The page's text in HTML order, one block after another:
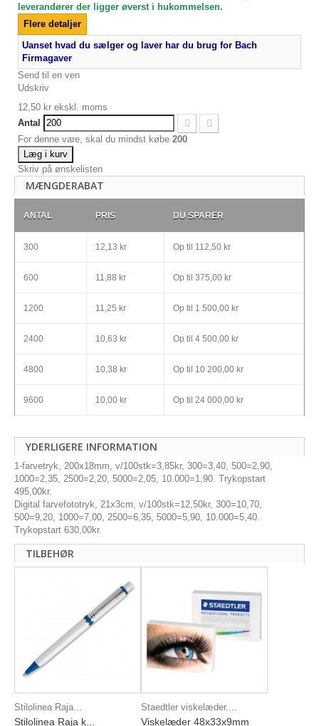
leverandører der ligger øverst i hukommelsen.
Flere detaljer
Uanset hvad du sælger og laver har du brug for Bach
Firmagaver
Send til en ven
Udskriv
12,50 kr ekskl. moms
Antal
For denne vare, skal du mindst købe 200
Læg i kurv
Skriv på ønskelisten
MÆNGDERABAT
ANTAL PRIS DU SPARER
300 12,13 kr Op til 112,50 kr
600 11,88 kr Op til 375,00 kr
1200 11,25 kr Op til 1 500,00 kr
2400 10,63 kr Op til 4 500,00 kr
4800 10,38 kr Op til 10 200,00 kr
9600 10,00 kr Op til 24 000,00 kr
YDERLIGERE INFORMATION
1-farvetryk, 200x18mm, v/100stk=3,85kr, 300=3,40, 500=2,90,
1000=2,35, 2500=2,20, 5000=2,05, 10.000=1,90. Trykopstart
495,00kr.
Digital farvefototryk, 21x3cm, v/100stk=12,50kr, 300=10,70,
500=9,20, 1000=7,00, 2500=6,35, 5000=5,90, 10.000=5,40.
Trykopstart 630,00kr.
TILBEHØR
Stilolinea Raja...
Stilolinea Raja k...
Staedtler viskelæder....
Viskelæder 48x33x9mm